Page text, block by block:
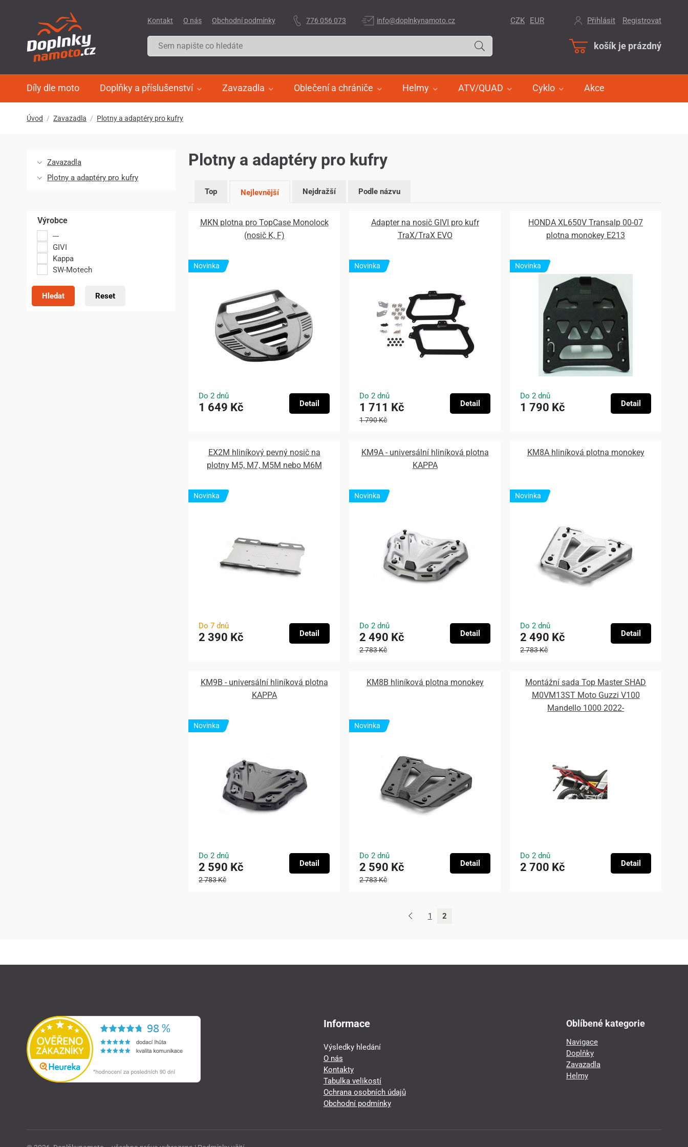
košík je prázdný
Díly dle moto Doplňky a příslušenství Zavazadla Oblečení a chrániče Helmy ATV/QUAD Cyklo Akce
CZK EUR Přihlásit Registrovat
Kontakt O nás Obchodní podmínky 776 056 073 info@doplnkynamoto.cz
Úvod Zavazadla Plotny a adaptéry pro kufry
Zavazadla
Plotny a adaptéry pro kufry
Výrobce
---
GIVI
Kappa
SW-Motech
Hledat Reset
Plotny a adaptéry pro kufry
Top Nejlevnější Nejdražší Podle názvu
MKN plotna pro TopCase Monolock
(nosič K, F)
Novinka
Do 2 dnů
1 649 Kč Detail
Adapter na nosič GIVI pro kufr
TraX/TraX EVO
Novinka
Do 2 dnů
1 711 Kč
1 790 Kč
Detail
HONDA XL650V Transalp 00-07
plotna monokey E213
Novinka
Do 2 dnů
1 790 Kč Detail
EX2M hliníkový pevný nosič na
plotny M5, M7, M5M nebo M6M
Novinka
Do 7 dnů
2 390 Kč Detail
KM9A - universální hliníková plotna
KAPPA
Novinka
Do 2 dnů
2 490 Kč
2 783 Kč
Detail
KM8A hliníková plotna monokey
Novinka
Do 2 dnů
2 490 Kč
2 783 Kč
Detail
KM9B - universální hliníková plotna
KAPPA
Novinka
Do 2 dnů
2 590 Kč
2 783 Kč
Detail
KM8B hliníková plotna monokey
Novinka
Do 2 dnů
2 590 Kč
2 783 Kč
Detail
Montážní sada Top Master SHAD
M0VM13ST Moto Guzzi V100
Mandello 1000 2022-
Do 2 dnů
2 700 Kč Detail
1 2
Informace
Výsledky hledání
O nás
Kontakty
Tabulka velikostí
Ochrana osobních údajů
Obchodní podmínky
Oblíbené kategorie
Navigace
Doplňky
Zavazadla
Helmy